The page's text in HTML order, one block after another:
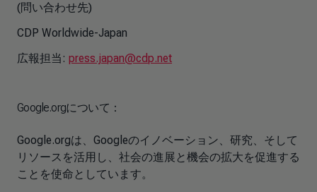
(問い合わせ先)
CDP Worldwide-Japan
広報担当: press.japan@cdp.net
Google.orgについて：
Google.orgは、Googleのイノベーション、研究、そして
リソースを活用し、社会の進展と機会の拡大を促進する
ことを使命としています。